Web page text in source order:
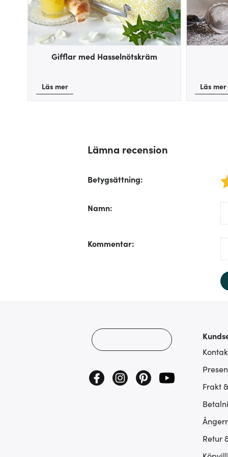
Gifflar med Hasselnötskräm
Läs mer Läs mer
Lämna recension
Betygsättning: 1 star
Namn:
/
Kommentar:
Frakt
Retur